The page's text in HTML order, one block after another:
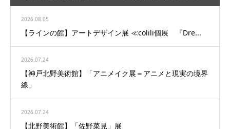
2026.08.05
【ラインの館】アートデザイン展 ≪colili個展 『Dre...
2026.07.24
【神戸北野美術館】「アニメイク展＝アニメと現実の境界
線」
2026.07.24
【北野美術館】「佐野菜見」展